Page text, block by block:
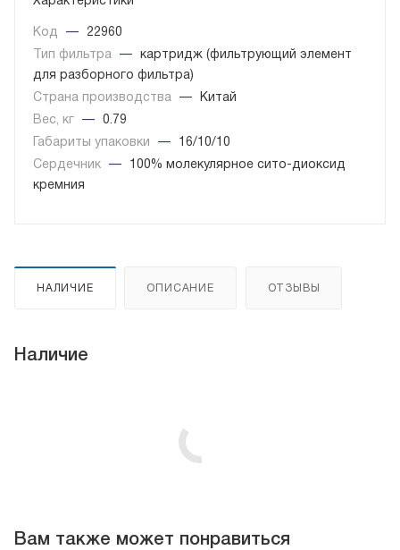
Код —
22960
Тип фильтра
—
картридж (фильтрующий элемент
для разборного фильтра)
Страна производства
—
Китай
Вес, кг
—
0.79
Габариты упаковки
—
16/10/10
Сердечник
—
100% молекулярное сито-диоксид
кремния
НАЛИЧИЕ ОПИСАНИЕ ОТЗЫВЫ
Наличие
Вам также может понравиться